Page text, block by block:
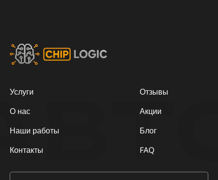
Услуги
О нас
Наши работы
Контакты
Отзывы
Акции
Блог
FAQ